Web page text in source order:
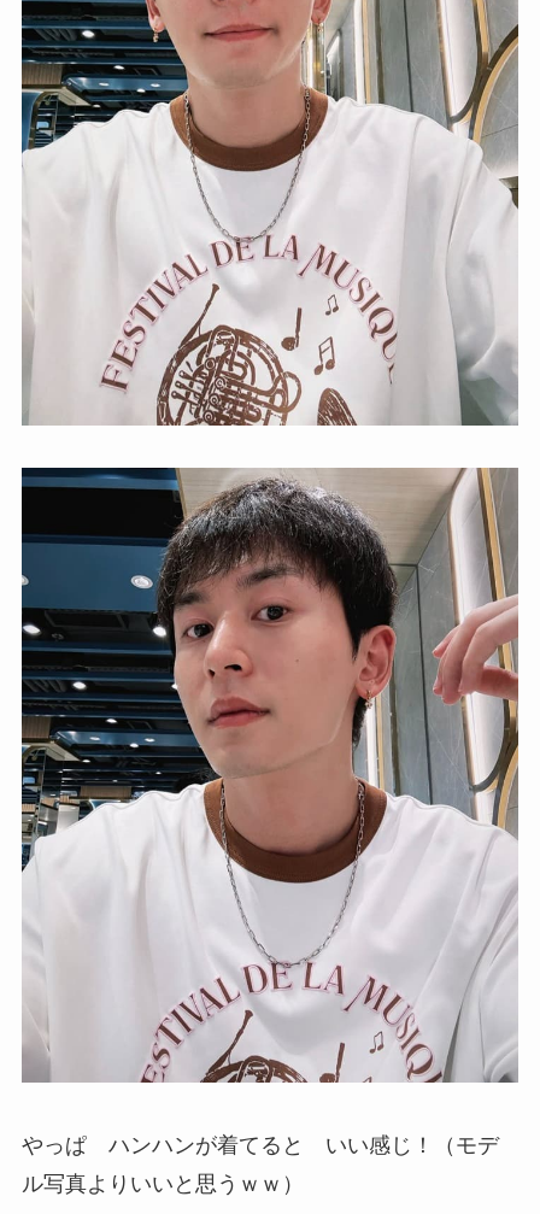
やっぱ ハンハンが着てると いい感じ！（モデ
ル写真よりいいと思うｗｗ）